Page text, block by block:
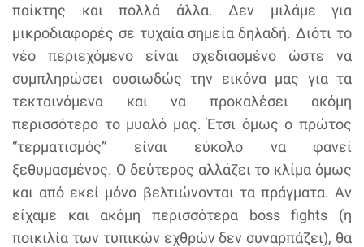
παίκτης και πολλά άλλα. Δεν μιλάμε για
μικροδιαφορές σε τυχαία σημεία δηλαδή. Διότι το
νέο περιεχόμενο είναι σχεδιασμένο ώστε να
συμπληρώσει ουσιωδώς την εικόνα μας για τα
τεκταινόμενα και να προκαλέσει ακόμη
περισσότερο το μυαλό μας. Έτσι όμως ο πρώτος
“τερματισμός” είναι εύκολο να φανεί
ξεθυμασμένος. Ο δεύτερος αλλάζει το κλίμα όμως
και από εκεί μόνο βελτιώνονται τα πράγματα. Αν
είχαμε και ακόμη περισσότερα boss fights (η
ποικιλία των τυπικών εχθρών δεν συναρπάζει), θα